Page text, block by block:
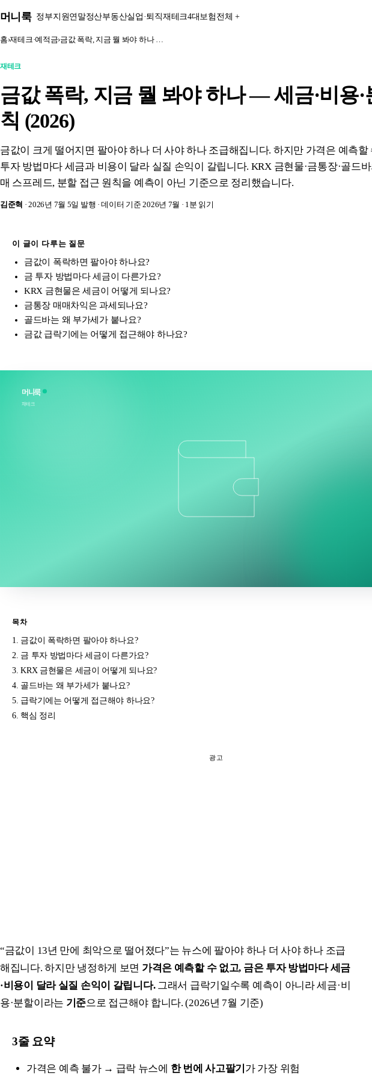
머니룩 정부지원연말정산부동산실업·퇴직재테크4대보험 전체 +
홈›재테크·예적금›금값 폭락, 지금 뭘 봐야 하나 …
재테크
금값 폭락, 지금 뭘 봐야 하나 — 세금·비용·
칙 (2026)
금값이 크게 떨어지면 팔아야 하나 더 사야 하나 조급해집니다. 하지만 가격은 예측할
투자 방법마다 세금과 비용이 달라 실질 손익이 갈립니다. KRX 금현물·금통장·골드
매 스프레드, 분할 접근 원칙을 예측이 아닌 기준으로 정리했습니다.
김준혁 · 2026년 7월 5일 발행 · 데이터 기준 2026년 7월 · 1분 읽기
이 글이 다루는 질문
금값이 폭락하면 팔아야 하나요?
금 투자 방법마다 세금이 다른가요?
KRX 금현물은 세금이 어떻게 되나요?
금통장 매매차익은 과세되나요?
골드바는 왜 부가세가 붙나요?
금값 급락기에는 어떻게 접근해야 하나요?
머니룩
재테크
목차
금값이 폭락하면 팔아야 하나요?
금 투자 방법마다 세금이 다른가요?
KRX 금현물은 세금이 어떻게 되나요?
골드바는 왜 부가세가 붙나요?
급락기에는 어떻게 접근해야 하나요?
핵심 정리
광고
“금값이 13년 만에 최악으로 떨어졌다”는 뉴스에 팔아야 하나 더 사야 하나 조급
해집니다. 하지만 냉정하게 보면 가격은 예측할 수 없고, 금은 투자 방법마다 세금
·비용이 달라 실질 손익이 갈립니다.그래서 급락기일수록 예측이 아니라 세금·비
용·분할이라는 기준으로 접근해야 합니다. (2026년 7월 기준)
3줄 요약
가격은 예측 불가 → 급락 뉴스에 한 번에 사고팔기 가 가장 위험